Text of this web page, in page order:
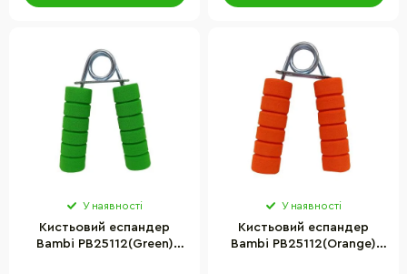
У наявності
Кистьовий еспандер
Bambi PB25112(Green)
У наявності
Кистьовий еспандер
Bambi PB25112(Orange)